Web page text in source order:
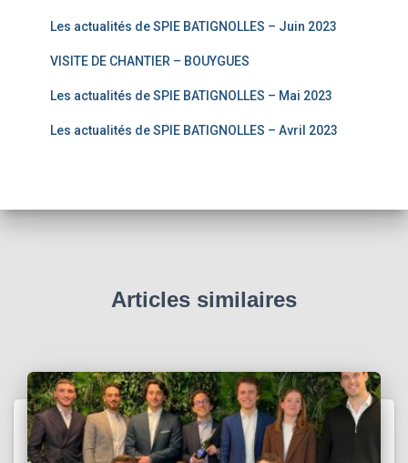
Les actualités de SPIE BATIGNOLLES – Juin 2023
VISITE DE CHANTIER – BOUYGUES
Les actualités de SPIE BATIGNOLLES – Mai 2023
Les actualités de SPIE BATIGNOLLES – Avril 2023
Articles similaires